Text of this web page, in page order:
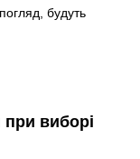
будуть
виборі